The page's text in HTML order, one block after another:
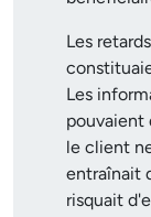
Les
Les
pouvaient
le client
entraînait
risquait